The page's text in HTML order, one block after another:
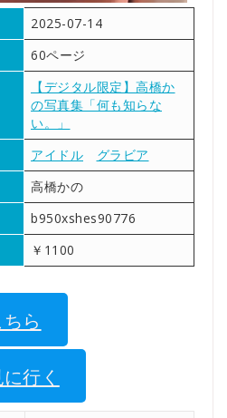
2025-07-14
60ページ
【デジタル限定】高橋か
の写真集「何も知らな
い。」
アイドル
グラビア
高橋かの
b950xshes90776
￥1100
ら
行く